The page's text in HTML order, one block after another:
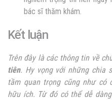
bác sĩ thăm khám.
Kết luận
Trên đây là các thông tin về
tiên. Hy vọng với những chia
tầm quan trọng cũng như có
hữu ích. Từ đó có thể dễ